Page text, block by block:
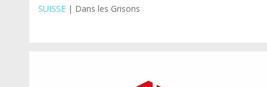
SUISSE| Dans les Grisons